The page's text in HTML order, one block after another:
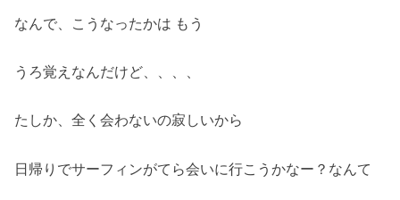
なんで、こうなったかは もう
うろ覚えなんだけど、、、、
たしか、全く会わないの寂しいから
日帰りでサーフィンがてら会いに行こうかなー？なんて